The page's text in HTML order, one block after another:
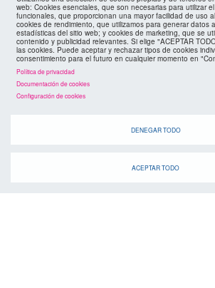
web: Cookies esenciales, que son necesarias para utilizar
funcionales, que proporcionan una mayor facilidad de uso
cookies de rendimiento, que utilizamos para generar datos
estadísticas del sitio web; y cookies de marketing, que se
contenido y publicidad relevantes. Si elige "ACEPTAR
las cookies. Puede aceptar y rechazar tipos de cookies
consentimiento para el futuro en cualquier momento en
Política de privacidad
Documentación de cookies
Configuración de cookies
DENEGAR TODO
ACEPTAR TODO
FMC
políticas de privacidad
cookies